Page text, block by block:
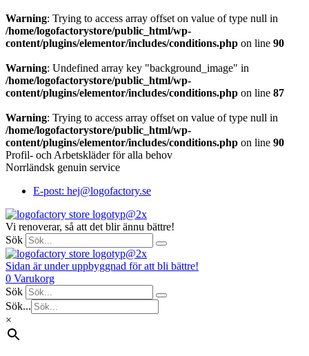
Warning: Trying to access array offset on value of type null in
/home/logofactorystore/public_html/wp-
content/plugins/elementor/includes/conditions.php on line 90
Warning: Undefined array key "background_image" in
/home/logofactorystore/public_html/wp-
content/plugins/elementor/includes/conditions.php on line 87
Warning: Trying to access array offset on value of type null in
/home/logofactorystore/public_html/wp-
content/plugins/elementor/includes/conditions.php on line 90
Profil- och Arbetskläder för alla behov
Norrländsk genuin service
E-post: hej@logofactory.se
Vi renoverar, så att det blir ännu bättre!
Sök
Sidan är under uppbyggnad för att bli bättre!
0 Varukorg
Sök
Sök...
×